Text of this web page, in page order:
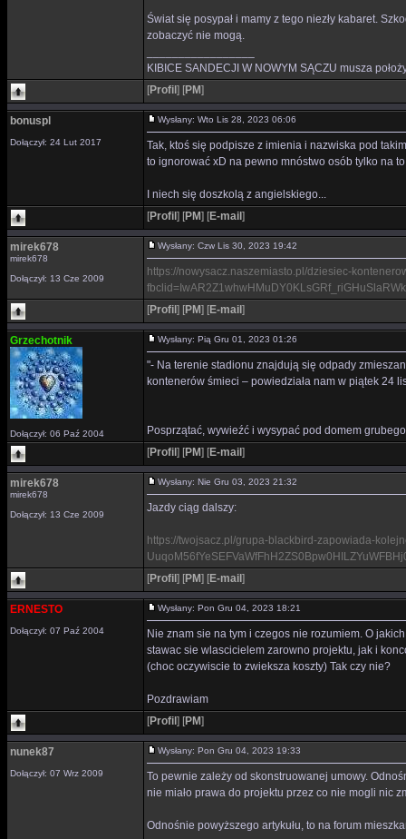
Świat się posypał i mamy z tego niezły kabaret.
zobaczyć nie mogą.
KIBICE SANDECJI W NOWYM SĄCZU musza
[Profil ] [PM]
bonuspl
Dołączył: 24 Lut 2017
Wysłany: Wto Lis 28, 2023 06:06
Tak, ktoś się podpisze z imienia i nazwiska pod
to ignorować xD na pewno mnóstwo osób tylko na
I niech się doszkolą z angielskiego...
[Profil ] [PM] [E-mail ]
mirek678
mirek678
Dołączył: 13 Cze 2009
Wysłany: Czw Lis 30, 2023 19:42
https://nowysacz.naszemiasto.pl/dziesiec-
[Profil ] [PM] [E-mail ]
Grzechotnik
Dołączył: 06 Paź 2004
Wysłany: Pią Gru 01, 2023 01:26
"- Na terenie stadionu znajdują się odpady
kontenerów śmieci – powiedziała nam w piątek 24
Posprzątać, wywieźć i wysypać pod domem
[Profil ] [PM] [E-mail ]
mirek678
mirek678
Dołączył: 13 Cze 2009
Wysłany: Nie Gru 03, 2023 21:32
Jazdy ciąg dalszy:
https://twojsacz.pl/grupa-blackbird-zapowiada-
[Profil ] [PM] [E-mail ]
ERNESTO
Dołączył: 07 Paź 2004
Wysłany: Pon Gru 04, 2023 18:21
Nie znam sie na tym i czegos nie rozumiem. O
stawac sie wlascicielem zarowno projektu, jak i
(choc oczywiscie to zwieksza koszty) Tak czy nie?
Pozdrawiam
[Profil ] [PM]
nunek87
Dołączył: 07 Wrz 2009
Wysłany: Pon Gru 04, 2023 19:33
To pewnie zależy od skonstruowanej umowy.
nie miało prawa do projektu przez co nie mogli nic
Odnośnie powyższego artykułu, to na forum